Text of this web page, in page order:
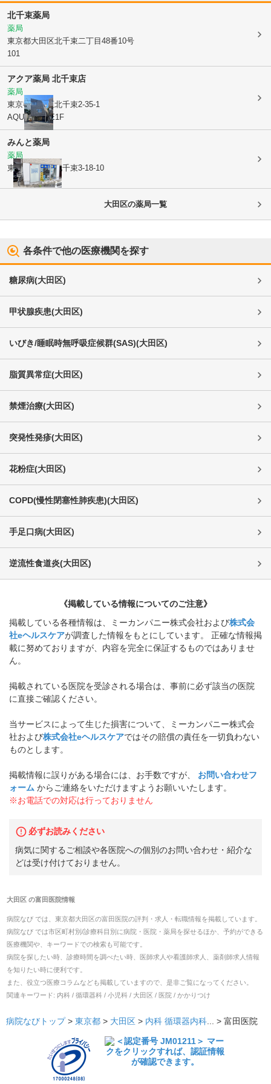
北千束薬局
薬局
東京都大田区北千束二丁目48番10号
101
アクア薬局 北千束店
薬局
東京都大田区北千束2-35-1
AQUASTYLE1F
みんと薬局
薬局
東京都大田区北千束3-18-10
大田区の薬局一覧
各条件で他の医療機関を探す
糖尿病(大田区)
甲状腺疾患(大田区)
いびき/睡眠時無呼吸症候群(SAS)(大田区)
脂質異常症(大田区)
禁煙治療(大田区)
突発性発疹(大田区)
花粉症(大田区)
COPD(慢性閉塞性肺疾患)(大田区)
手足口病(大田区)
逆流性食道炎(大田区)
《掲載している情報についてのご注意》
掲載している各種情報は、ミーカンパニー株式会社および株式会
社eヘルスケアが調査した情報をもとにしています。 正確な情報掲
載に努めておりますが、内容を完全に保証するものではありませ
ん。
掲載されている医院を受診される場合は、事前に必ず該当の医院
に直接ご確認ください。
当サービスによって生じた損害について、ミーカンパニー株式会
社および株式会社eヘルスケアではその賠償の責任を一切負わない
ものとします。
掲載情報に誤りがある場合には、お手数ですが、
お問い合わせフ
ォーム からご連絡をいただけますようお願いいたします。
※お電話での対応は行っておりません
必ずお読みください
病気に関するご相談や各医院への個別のお問い合わせ・紹介な
どは受け付けておりません。
大田区の富田医院情報
病院なび では、 東京都大田区の富田医院の評判・求人・転職情報を掲載しています。
病院なび では市区町村別/診療科目別に病院・医院・薬局を探せるほか、予約ができる
医療機関や、キーワードでの検索も可能です。
病院を探したい時、診療時間を調べたい時、医師求人や看護師求人、薬剤師求人情報
を知りたい時に便利です。
また、役立つ医療コラムなども掲載していますので、是非ご覧になってください。
関連キーワード: 内科 / 循環器科 / 小児科 / 大田区 / 医院 / かかりつけ
病院なびトップ > 東京都 > 大田区 > 内科 循環器内科... > 富田医院